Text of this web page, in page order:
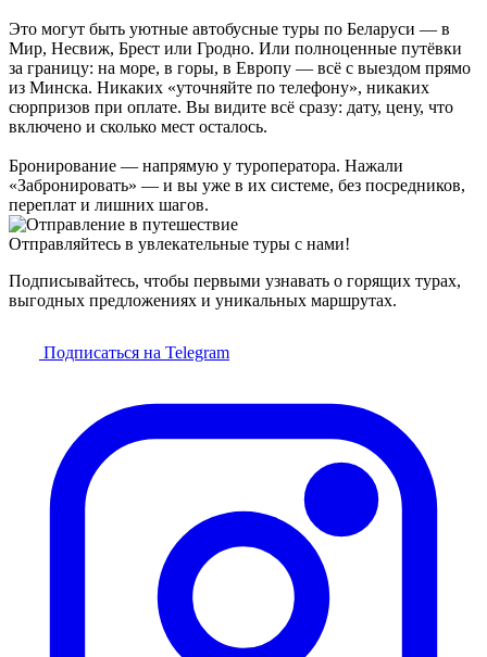
Это могут быть уютные автобусные туры по Беларуси — в
Мир, Несвиж, Брест или Гродно. Или полноценные путёвки
за границу: на море, в горы, в Европу — всё с выездом прямо
из Минска. Никаких «уточняйте по телефону», никаких
сюрпризов при оплате. Вы видите всё сразу: дату, цену, что
включено и сколько мест осталось.
Бронирование — напрямую у туроператора. Нажали
«Забронировать» — и вы уже в их системе, без посредников,
переплат и лишних шагов.
Отправляйтесь в увлекательные туры с нами!
Подписывайтесь, чтобы первыми узнавать о горящих турах,
выгодных предложениях и уникальных маршрутах.
Подписаться на Telegram